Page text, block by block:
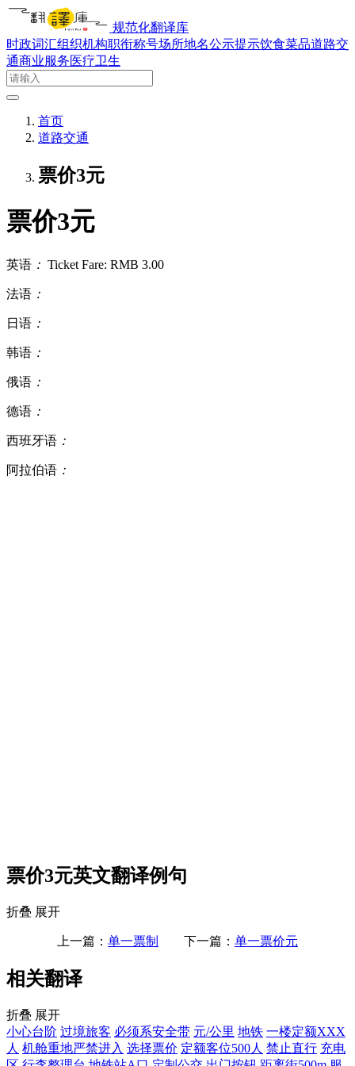
规范化翻译库
时政词汇组织机构职衔称号场所地名公示提示饮食菜品道路交
通商业服务医疗卫生
首页
道路交通
票价3元
票价3元
英语 ： Ticket Fare: RMB 3.00
法语 ：
日语 ：
韩语 ：
俄语 ：
德语 ：
西班牙语 ：
阿拉伯语 ：
票价3元英文翻译例句
折叠 展开
上一篇： 单一票制 下一篇： 单一票价元
相关翻译
折叠 展开
小心台阶 过境旅客 必须系安全带 元/公里 地铁 一楼定额XXX
人 机舱重地严禁进入 选择票价 定额客位500人 禁止直行 充电